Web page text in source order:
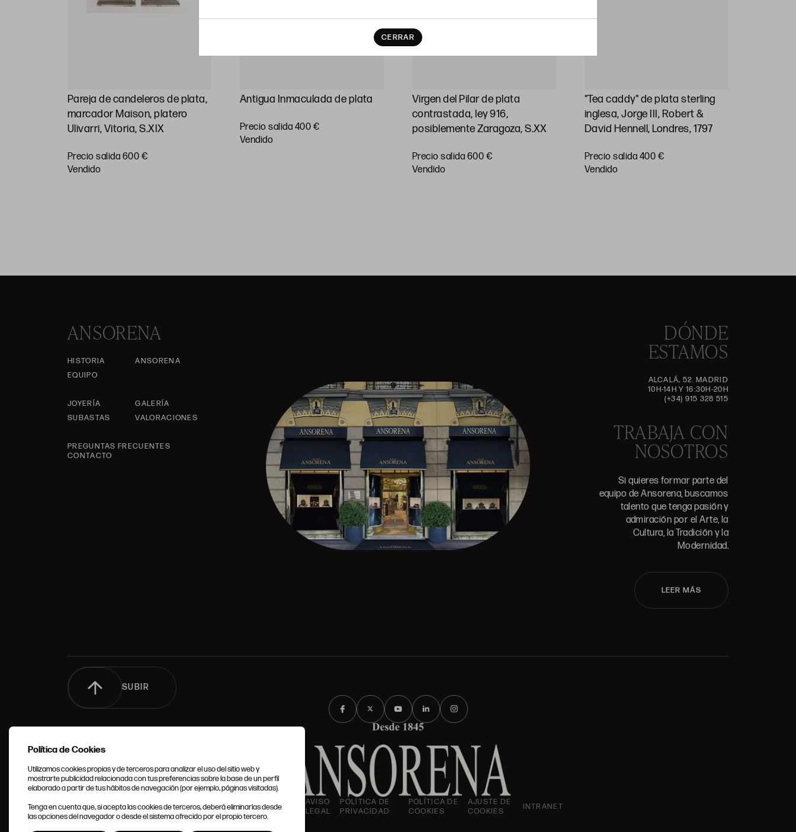
CERRAR
Pareja de candeleros de plata,
marcador Maison, platero
Ulivarri, Vitoria, S.XIX
Precio salida 600 €
vendido
Antigua Inmaculada de plata
Precio salida 400 €
vendido
Virgen del Pilar de plata
contrastada, ley 916,
posiblemente Zaragoza, S.XX
Precio salida 600 €
vendido
"Tea caddy" de plata sterling
inglesa, Jorge III, Robert &
David Hennell, Londres, 1797
Precio salida 400 €
vendido
ANSORENA
HISTORIA
ANSORENA
EQUIPO
JOYERÍA
GALERÍA
SUBASTAS
VALORACIONES
PREGUNTAS FRECUENTES
CONTACTO
DÓNDE
ESTAMOS
ALCALÁ, 52. MADRID
10H-14H Y 16:30H-20H
(+34) 915 328 515
TRABAJA CON
NOSOTROS
Si quieres formar parte del
equipo de Ansorena, buscamos
talento que tenga pasión y
admiración por el Arte, la
Cultura, la Tradición y la
Modernidad.
LEER MÁS
SUBIR
GENERALES
AVISO
LEGAL
POLÍTICA DE
PRIVACIDAD
POLÍTICA DE
COOKIES
AJUSTE DE
COOKIES
INTRANET
Política de Cookies
Utilizamos cookies propias y de terceros para analizar el uso del sitio web y
mostrarte publicidad relacionada con tus preferencias sobre la base de un perfil
elaborado a partir de tus hábitos de navegación (por ejemplo, páginas visitadas).
Tenga en cuenta que, si acepta las cookies de terceros, deberá eliminarlas desde
las opciones del navegador o desde el sistema ofrecido por el propio tercero.